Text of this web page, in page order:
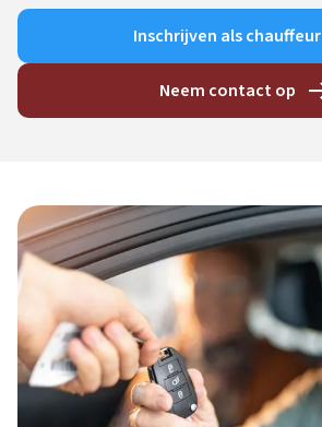
Inschrijven als chauffeur
Neem contact op